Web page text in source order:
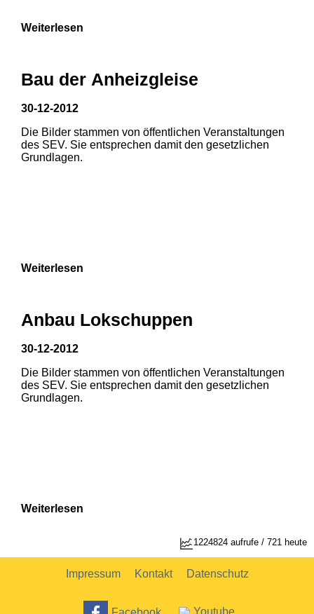
1 2
1 2
Weiterlesen
Bau der Anheizgleise
30-12-2012
Die Bilder stammen von öffentlichen Veranstaltungen
des SEV. Sie entsprechen damit den gesetzlichen
Grundlagen.
Weiterlesen
Anbau Lokschuppen
30-12-2012
Die Bilder stammen von öffentlichen Veranstaltungen
des SEV. Sie entsprechen damit den gesetzlichen
Grundlagen.
Weiterlesen
1224824 aufrufe / 721 heute
Impressum Kontakt Datenschutz